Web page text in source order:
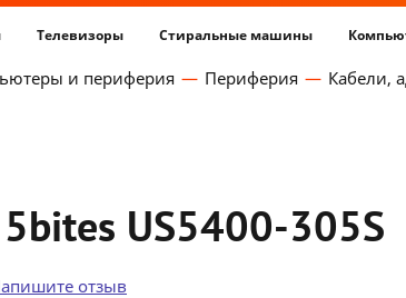
Телевизоры Стиральные машины
и периферия Периферия Кабели,
US5400-305S
отзыв